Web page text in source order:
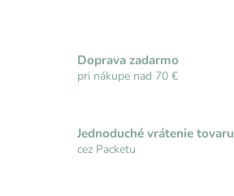
Doprava zadarmo
pri nákupe nad 70 €
Jednoduché vrátenie tovaru
cez Packetu